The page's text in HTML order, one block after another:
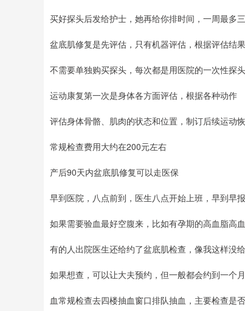
买好探头后发给护士，她再给你排时间，一周最多
盆底肌修复是先评估，只有机器评估，根据评估结
不需要单独购买探头，每次都是用医院的一次性探头
运动康复第一次是身体各方面评估，根据各种动作
评估身体骨骼、肌肉的状态和位置，制订后续运动
常规检查费用大约在200元左右
产后90天内盆底肌修复可以走医保
早到医院，八点前到，医生八点开始上班，早到早
如果需要验血最好空腹来，比如有孕期的高血脂高
有的人出院医生还给约了盆底肌检查，像我这样没
如果想查，可以让大夫预约，但一般都会约到一个
血常规检查去四楼抽血窗口排队抽血，主要检查是